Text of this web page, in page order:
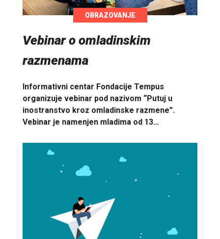
OBRAZOVANJE
Vebinar o omladinskim
razmenama
Informativni centar Fondacije Tempus
organizuje vebinar pod nazivom “Putuj u
inostranstvo kroz omladinske razmene”.
Vebinar je namenjen mladima od 13…